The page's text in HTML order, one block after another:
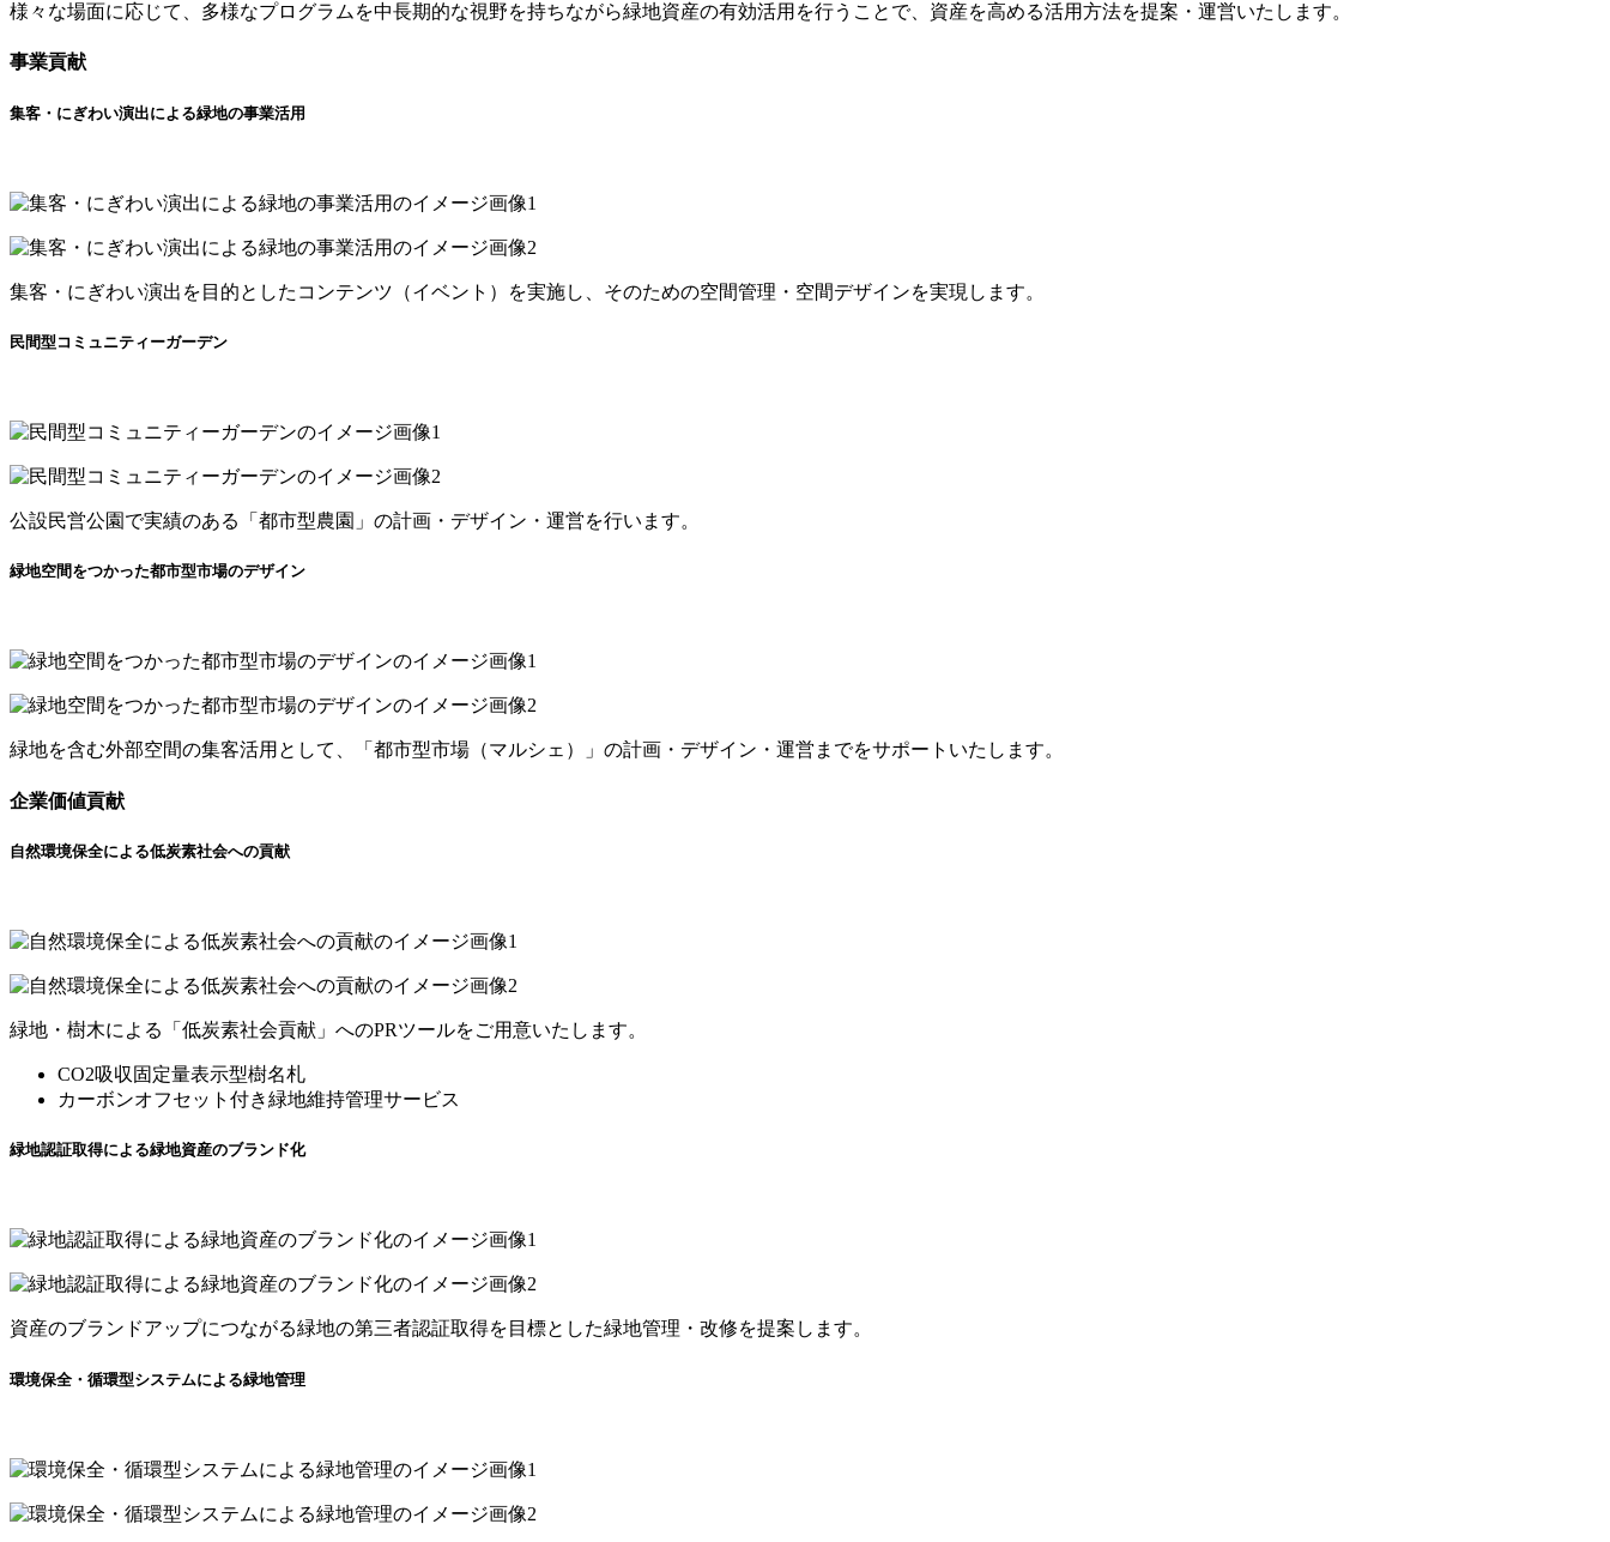
様々な場面に応じて、多様なプログラムを中長期的な視野を持ちながら緑地資産の有効活用を行うことで、資産を高める活用方法を提案・運営いたします。
事業貢献
集客・にぎわい演出による緑地の事業活用
集客・にぎわい演出を目的としたコンテンツ（イベント）を実施し、そのための空間管理・空間デザインを実現します。
民間型コミュニティーガーデン
公設民営公園で実績のある「都市型農園」の計画・デザイン・運営を行います。
緑地空間をつかった都市型市場のデザイン
緑地を含む外部空間の集客活用として、「都市型市場（マルシェ）」の計画・デザイン・運営までをサポートいたします。
企業価値貢献
自然環境保全による低炭素社会への貢献
緑地・樹木による「低炭素社会貢献」へのPRツールをご用意いたします。
CO2吸収固定量表示型樹名札
カーボンオフセット付き緑地維持管理サービス
緑地認証取得による緑地資産のブランド化
資産のブランドアップにつながる緑地の第三者認証取得を目標とした緑地管理・改修を提案します。
環境保全・循環型システムによる緑地管理